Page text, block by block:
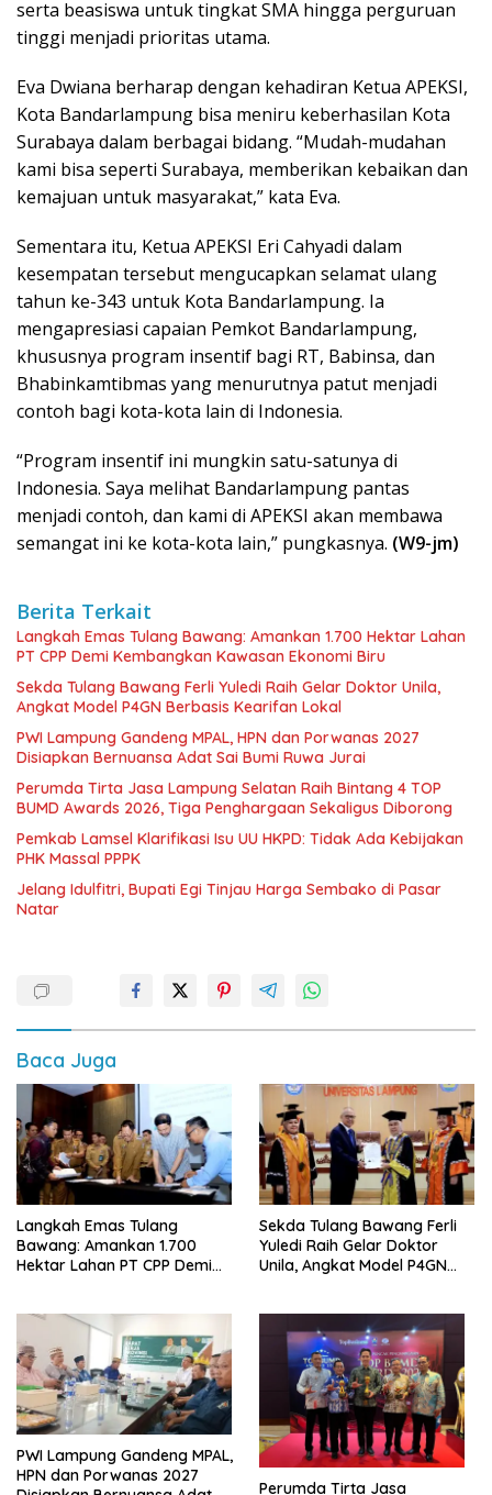
serta beasiswa untuk tingkat SMA hingga perguruan
tinggi menjadi prioritas utama.
Eva Dwiana berharap dengan kehadiran Ketua APEKSI,
Kota Bandarlampung bisa meniru keberhasilan Kota
Surabaya dalam berbagai bidang. “Mudah-mudahan
kami bisa seperti Surabaya, memberikan kebaikan dan
kemajuan untuk masyarakat,” kata Eva.
Sementara itu, Ketua APEKSI Eri Cahyadi dalam
kesempatan tersebut mengucapkan selamat ulang
tahun ke-343 untuk Kota Bandarlampung. Ia
mengapresiasi capaian Pemkot Bandarlampung,
khususnya program insentif bagi RT, Babinsa, dan
Bhabinkamtibmas yang menurutnya patut menjadi
contoh bagi kota-kota lain di Indonesia.
“Program insentif ini mungkin satu-satunya di
Indonesia. Saya melihat Bandarlampung pantas
menjadi contoh, dan kami di APEKSI akan membawa
semangat ini ke kota-kota lain,” pungkasnya. (W9-jm)
Berita Terkait
Langkah Emas Tulang Bawang: Amankan 1.700 Hektar Lahan
PT CPP Demi Kembangkan Kawasan Ekonomi Biru
Sekda Tulang Bawang Ferli Yuledi Raih Gelar Doktor Unila,
Angkat Model P4GN Berbasis Kearifan Lokal
PWI Lampung Gandeng MPAL, HPN dan Porwanas 2027
Disiapkan Bernuansa Adat Sai Bumi Ruwa Jurai
Perumda Tirta Jasa Lampung Selatan Raih Bintang 4 TOP
BUMD Awards 2026, Tiga Penghargaan Sekaligus Diborong
Pemkab Lamsel Klarifikasi Isu UU HKPD: Tidak Ada Kebijakan
PHK Massal PPPK
Jelang Idulfitri, Bupati Egi Tinjau Harga Sembako di Pasar
Natar
Baca Juga
Langkah Emas Tulang
Bawang: Amankan 1.700
Hektar Lahan PT CPP Demi
Sekda Tulang Bawang Ferli
Yuledi Raih Gelar Doktor
Unila, Angkat Model P4GN
PWI Lampung Gandeng MPAL,
HPN dan Porwanas 2027
Perumda Tirta Jasa